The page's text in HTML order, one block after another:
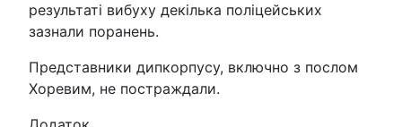
результаті вибуху декілька поліцейських
зазнали поранень.
Представники дипкорпусу, включно з послом
Хоревим, не постраждали.